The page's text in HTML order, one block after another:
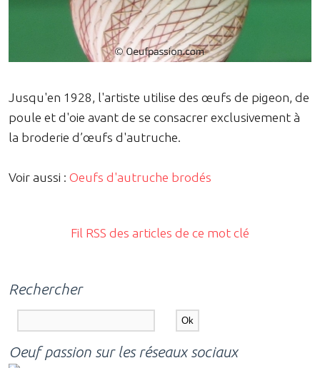
Jusqu'en 1928, l'artiste utilise des œufs de pigeon, de
poule et d'oie avant de se consacrer exclusivement à
la broderie d’œufs d'autruche.
Voir aussi : Oeufs d'autruche brodés
Fil RSS des articles de ce mot clé
Rechercher
Oeuf passion sur les réseaux sociaux